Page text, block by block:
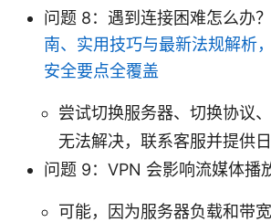
问题 8：遇到连接困难怎么办？
南、实用技巧与最新法规解析
安全要点全覆盖
尝试切换服务器、切换协议
无法解决，联系客服并提供日
问题 9：VPN 会影响流媒体播
可能，因为服务器负载和带